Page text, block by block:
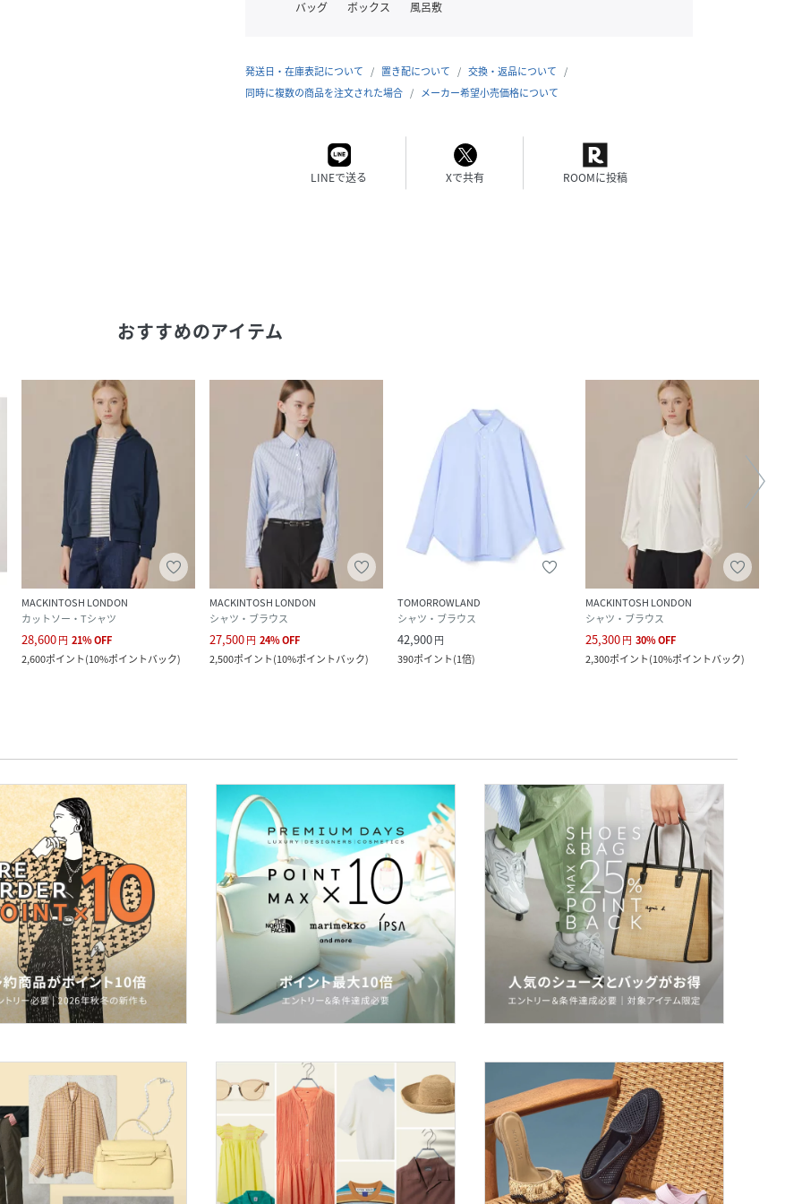
バッグ ボックス 風呂敷
発送日・在庫表記について 置き配について
交換・返品について
同時に複数の商品を注文された場合
メーカー希望小売価格について
LINEで送る Xで共有 ROOMに投稿
おすすめのアイテム
MACKINTOSH LONDON
カットソー・Tシャツ
28,600円 21%OFF
2,600ポイント(10%ポイントバック)
MACKINTOSH LONDON
シャツ・ブラウス
27,500円 24%OFF
2,500ポイント(10%ポイントバック)
TOMORROWLAND
シャツ・ブラウス
42,900円
390ポイント(1倍)
MACKINTOSH LONDON
シャツ・ブラウス
25,300円 30%OFF
2,300ポイント(10%ポイントバック)